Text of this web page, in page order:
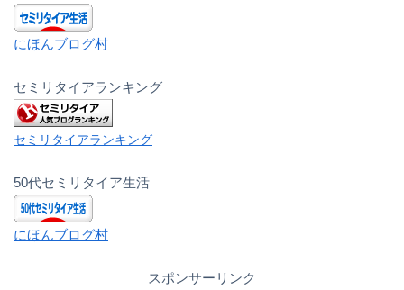
にほんブログ村
セミリタイアランキング
セミリタイアランキング
50代セミリタイア生活
にほんブログ村
スポンサーリンク